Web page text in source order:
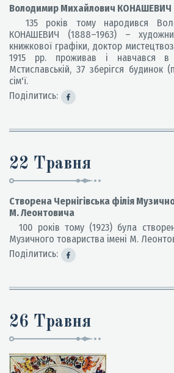
Володимир Михайлович КОНАШЕВИЧ
135 років тому народився
КОНАШЕВИЧ (1888–1963) –
книжкової графіки, доктор
1915 рр. проживав і навчався в
Мстиславській, 37 зберігся будинок
сім'ї.
Поділитись:
22 Травня
Cтворена Чернігівська філія
М. Леонтовича
100 років тому (1923) була
Музичного товариства імені М.
Поділитись:
26 Травня